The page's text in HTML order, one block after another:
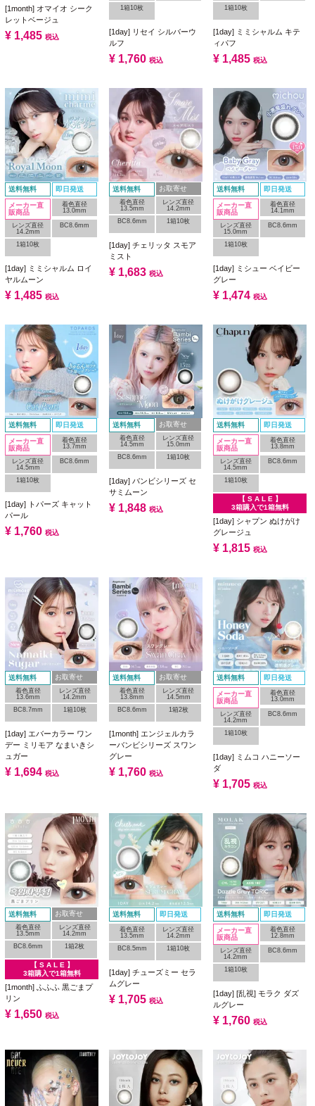
[1month] オマイオ シーク
レットベージュ
¥ 1,485 税込
1箱10枚
[1day] リセイ シルバーウ
ルフ
¥ 1,760 税込
1箱10枚
[1day] ミミシャルム キテ
ィパフ
¥ 1,485 税込
送料無料 即日発送
メーカー直
販商品
着色直径
13.0mm
レンズ直径
14.2mm
BC8.6mm
1箱10枚
[1day] ミミシャルム ロイ
ヤルムーン
¥ 1,485 税込
送料無料 お取寄せ
着色直径
13.5mm
レンズ直径
14.2mm
BC8.6mm
1箱10枚
[1day] チェリッタ スモア
ミスト
¥ 1,683 税込
送料無料 即日発送
メーカー直
販商品
着色直径
14.1mm
レンズ直径
15.0mm
BC8.6mm
1箱10枚
[1day] ミシュー ベイビー
グレー
¥ 1,474 税込
送料無料 即日発送
メーカー直
販商品
着色直径
13.7mm
レンズ直径
14.5mm
BC8.6mm
1箱10枚
[1day] トパーズ キャット
パール
¥ 1,760 税込
送料無料 お取寄せ
着色直径
14.5mm
レンズ直径
15.0mm
BC8.6mm
1箱10枚
[1day] バンビシリーズ セ
サミムーン
¥ 1,848 税込
送料無料 即日発送
メーカー直
販商品
着色直径
13.8mm
レンズ直径
14.5mm
BC8.6mm
1箱10枚
【 S A L E 】
3箱購入で1箱無料
[1day] シャプン ぬけがけ
グレージュ
¥ 1,815 税込
送料無料 お取寄せ
着色直径
13.6mm
レンズ直径
14.2mm
BC8.7mm
1箱10枚
[1day] エバーカラー ワン
デー ミリモア なまいきシ
ュガー
¥ 1,694 税込
送料無料 お取寄せ
着色直径
13.8mm
レンズ直径
14.5mm
BC8.6mm
1箱2枚
[1month] エンジェルカラ
ーバンビシリーズ スワン
グレー
¥ 1,760 税込
送料無料 即日発送
メーカー直
販商品
着色直径
13.0mm
レンズ直径
14.2mm
BC8.6mm
1箱10枚
[1day] ミムコ ハニーソー
ダ
¥ 1,705 税込
送料無料 お取寄せ
着色直径
13.5mm
レンズ直径
14.2mm
BC8.6mm
1箱2枚
【 S A L E 】
3箱購入で1箱無料
[1month] ふふふ 黒ごまプ
リン
¥ 1,650 税込
送料無料 即日発送
着色直径
13.5mm
レンズ直径
14.2mm
BC8.5mm
1箱10枚
[1day] チューズミー セラ
ムグレー
¥ 1,705 税込
送料無料 即日発送
メーカー直
販商品
着色直径
12.8mm
レンズ直径
14.2mm
BC8.6mm
1箱10枚
[1day] [乱視] モラク ダズ
ルグレー
¥ 1,760 税込